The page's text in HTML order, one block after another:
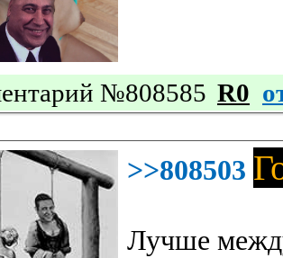
№808585 R0
>>808503
Лучше